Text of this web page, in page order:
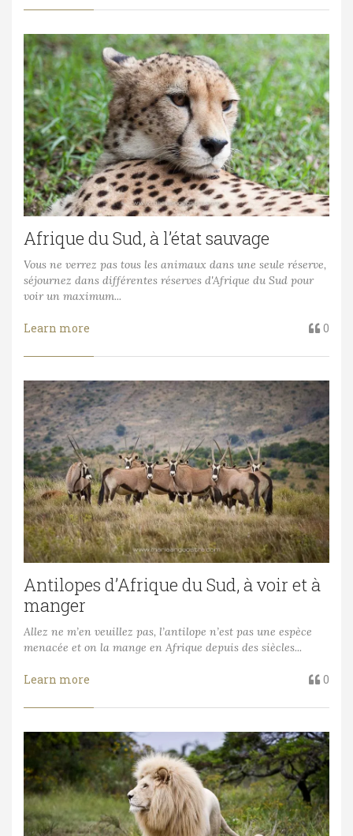
Afrique du Sud, à l’état sauvage
Vous ne verrez pas tous les animaux dans une seule réserve,
séjournez dans différentes réserves d'Afrique du Sud pour
voir un maximum...
Learn more 0
Antilopes d’Afrique du Sud, à voir et à
manger
Allez ne m’en veuillez pas, l’antilope n’est pas une espèce
menacée et on la mange en Afrique depuis des siècles...
Learn more 0